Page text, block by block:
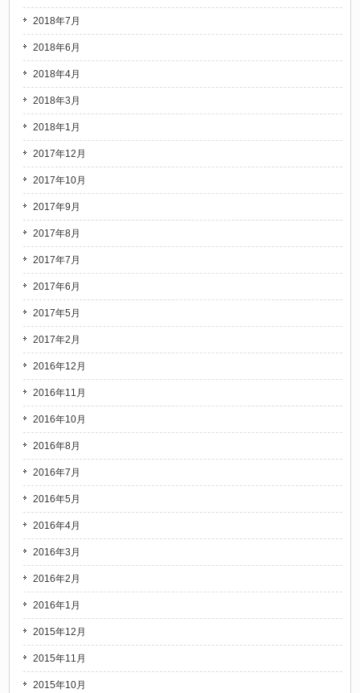
2018年7月
2018年6月
2018年4月
2018年3月
2018年1月
2017年12月
2017年10月
2017年9月
2017年8月
2017年7月
2017年6月
2017年5月
2017年2月
2016年12月
2016年11月
2016年10月
2016年8月
2016年7月
2016年5月
2016年4月
2016年3月
2016年2月
2016年1月
2015年12月
2015年11月
2015年10月